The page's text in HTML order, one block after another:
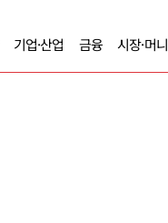
기업·산업 금융 시장·머니